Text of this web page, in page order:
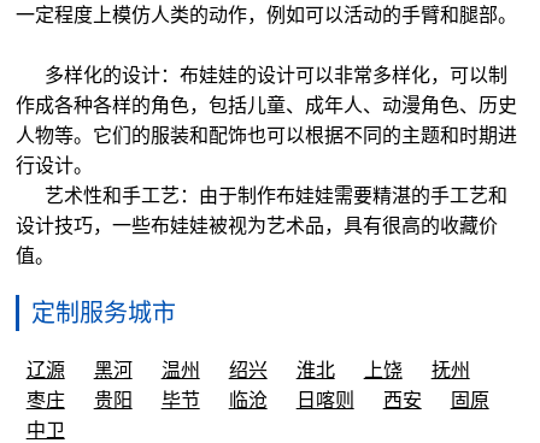
一定程度上模仿人类的动作，例如可以活动的手臂和腿部。
多样化的设计：布娃娃的设计可以非常多样化，可以制
作成各种各样的角色，包括儿童、成年人、动漫角色、历史
人物等。它们的服装和配饰也可以根据不同的主题和时期进
行设计。
艺术性和手工艺：由于制作布娃娃需要精湛的手工艺和
设计技巧，一些布娃娃被视为艺术品，具有很高的收藏价
值。
定制服务城市
辽源 黑河 温州 绍兴 淮北 上饶
抚州
枣庄
贵阳 毕节 临沧 日喀则 西安
固原
中卫